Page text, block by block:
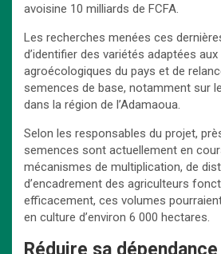
avoisine 10 milliards de FCFA.
Les recherches menées ces
d’identifier des variétés adaptées
agroécologiques du pays et de
semences de base, notamment sur
dans la région de l’Adamaoua.
Selon les responsables du projet,
semences sont actuellement en
mécanismes de multiplication, de
d’encadrement des agriculteurs
efficacement, ces volumes
en culture d’environ 6 000 hectares.
Réduire sa dépendance